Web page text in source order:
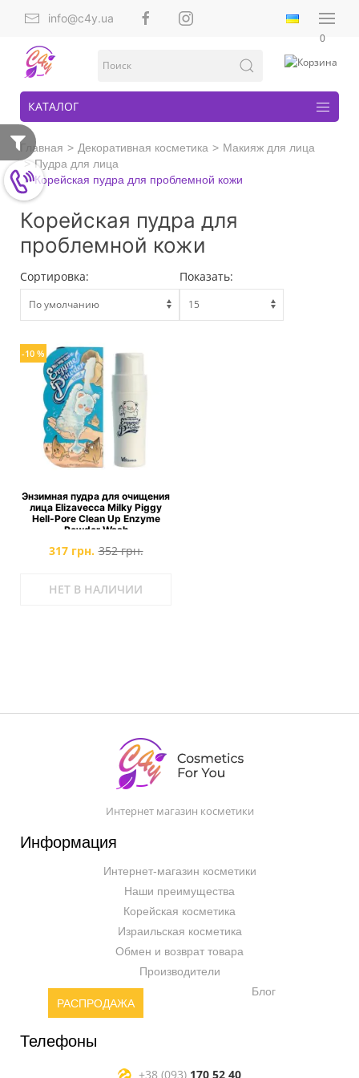
info@c4y.ua
0
КАТАЛОГ
Главная Декоративная косметика
Макияж для лица
Пудра для лица
Корейская пудра для проблемной кожи
Корейская пудра для
проблемной кожи
Сортировка: Показать:
-10 %
Энзимная пудра для очищения
лица Elizavecca Milky Piggy
Hell-Pore Clean Up Enzyme
Powder Wash
317 грн. 352 грн.
НЕТ В НАЛИЧИИ
Интернет магазин косметики
Информация
Интернет-магазин косметики
Наши преимущества
Корейская косметика
Израильская косметика
Обмен и возврат товара
Производители
РАСПРОДАЖА
Блог
Телефоны
+38 (093) 170 52 40